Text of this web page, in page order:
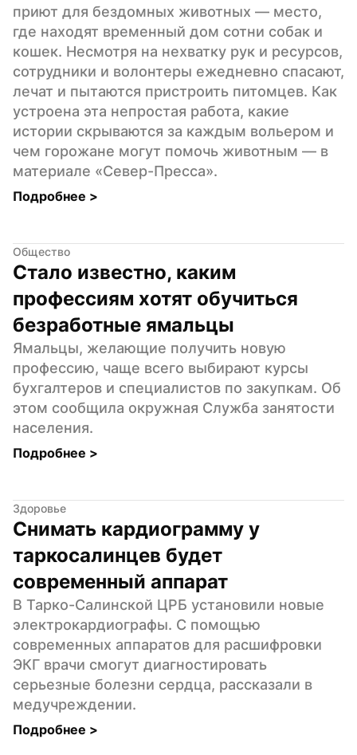
приют для бездомных животных — место,
где находят временный дом сотни собак и
кошек. Несмотря на нехватку рук и ресурсов,
сотрудники и волонтеры ежедневно спасают,
лечат и пытаются пристроить питомцев. Как
устроена эта непростая работа, какие
истории скрываются за каждым вольером и
чем горожане могут помочь животным — в
материале «Север-Пресса».
Подробнее >
Общество
Стало известно, каким
профессиям хотят обучиться
безработные ямальцы
Ямальцы, желающие получить новую
профессию, чаще всего выбирают курсы
бухгалтеров и специалистов по закупкам. Об
этом сообщила окружная Служба занятости
населения.
Подробнее >
Здоровье
Снимать кардиограмму у
таркосалинцев будет
современный аппарат
В Тарко-Салинской ЦРБ установили новые
электрокардиографы. С помощью
современных аппаратов для расшифровки
ЭКГ врачи смогут диагностировать
серьезные болезни сердца, рассказали в
медучреждении.
Подробнее >